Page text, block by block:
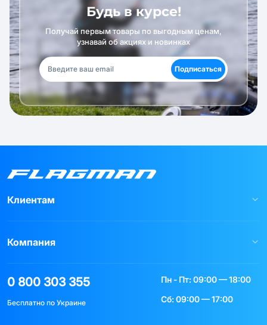
Будь в курсе!
Получай первым товары по выгодным ценам,
узнавай об акциях и новинках
Подписаться
Клиентам
Компания
0 800 303 355
Бесплатно по Украине
Пн - Пт: 09:00 — 18:00
Сб: 09:00 — 17:00